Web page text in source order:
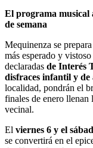
El programa musical
de semana
Mequinenza se
más esperado y vistoso
declaradas de Interés
disfraces infantil y de
localidad, pondrán el
finales de enero llenan
vecinal.
El viernes 6 y el
se convertirá en el